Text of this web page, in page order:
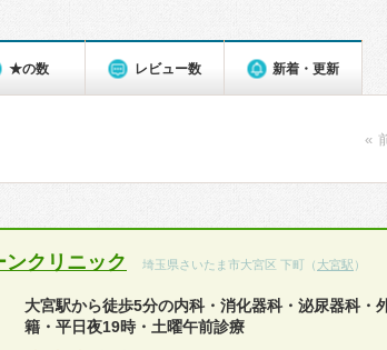
★の数 レビュー数 新着・更新
«
クリニック 埼玉県さいたま市大宮区 下町（ 大宮駅 ）
大宮駅から徒歩5分の内科・消化器科・泌尿器科・
籍・平日夜19時・土曜午前診療